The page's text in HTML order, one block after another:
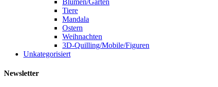
Blumen/Garten
Tiere
Mandala
Ostern
Weihnachten
3D-Quilling/Mobile/Figuren
Unkategorisiert
Newsletter